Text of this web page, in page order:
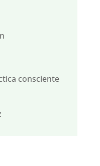
consciente